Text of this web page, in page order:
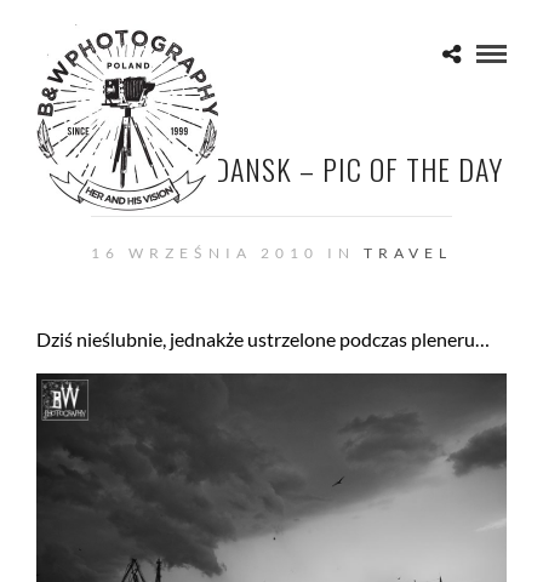
WELCOME TO GDANSK – PIC OF THE DAY
16 WRZEŚNIA 2010 IN TRAVEL
Dziś nieślubnie, jednakże ustrzelone podczas pleneru…